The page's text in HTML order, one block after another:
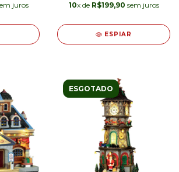
juros 10x de R$199,90 sem juros
ESPIAR
ESGOTADO